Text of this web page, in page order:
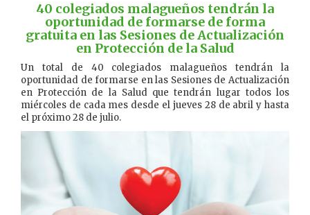
40 colegiados malagueños tendrán la
oportunidad de formarse de forma
gratuita en las Sesiones de Actualización
en Protección de la Salud
Un total de 40 colegiados malagueños tendrán la
oportunidad de formarse en las Sesiones de Actualización
en Protección de la Salud que tendrán lugar todos los
miércoles de cada mes desde el jueves 28 de abril y hasta
el próximo 28 de julio.